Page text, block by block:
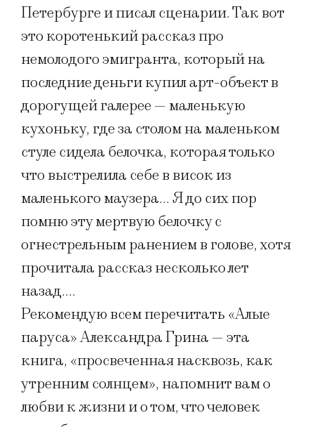
Петербурге и писал сценарии. Так вот
это коротенький рассказ про
немолодого эмигранта, который на
последние деньги купил арт-объект в
дорогущей галерее — маленькую
кухоньку, где за столом на маленьком
стуле сидела белочка, которая только
что выстрелила себе в висок из
маленького маузера… Я до сих пор
помню эту мертвую белочку с
огнестрельным ранением в голове, хотя
прочитала рассказ несколько лет
назад….
Рекомендую всем перечитать «Алые
паруса» Александра Грина — эта
книга, «просвеченная насквозь, как
утренним солнцем», напомнит вам о
любви к жизни и о том, что человек